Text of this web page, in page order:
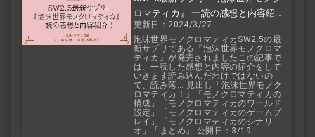
ロマティカ』 一読の感想と内容紹
介！
更新日：2024/3/27
泡沫世界モノクロマティカSW2.5の最
新サプリである『泡沫世界モノクロマ
ティカ』が発売されましたこの記事で
は、一読した感想と内容の紹介をして
いきます読み込んだわけではないの
で、読み落... 見出し「泡沫世界モノク
ロマティカ！」「モノクロマティカの
構成」「モノクロマティカのワールド
設定」「モノクロマティカのゲームプ
レイ」「モノクロマティカのシナリ
オ」「まとめ」 公開日：3/19